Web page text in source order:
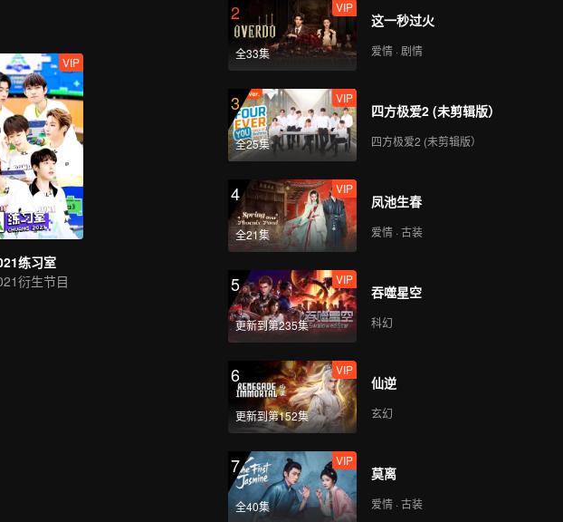
VIP
练习室
衍生节目
2
全33集
VIP
这一秒过火
爱情 · 剧情
3
全25集
VIP
四方极爱2 (未剪辑版）
四方极爱2 (未剪辑版）
4
全21集
VIP
凤池生春
爱情 · 古装
5
更新到第235集
VIP
吞噬星空
科幻
6
更新到第152集
VIP
仙逆
玄幻
7
全40集
VIP
莫离
爱情 · 古装